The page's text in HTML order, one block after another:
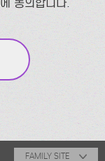
에 동의합니다.
FAMILY SITE